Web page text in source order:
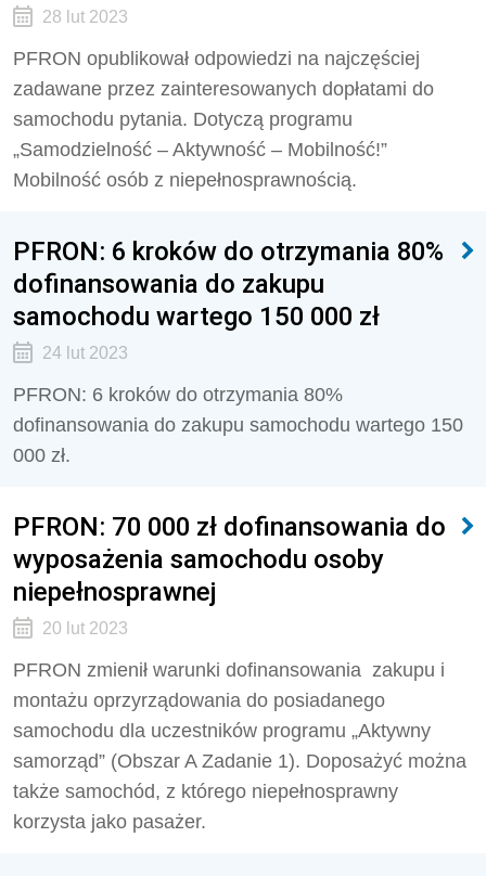
28 lut 2023
PFRON opublikował odpowiedzi na najczęściej
zadawane przez zainteresowanych dopłatami do
samochodu pytania. Dotyczą programu
„Samodzielność – Aktywność – Mobilność!”
Mobilność osób z niepełnosprawnością.
PFRON: 6 kroków do otrzymania 80%
dofinansowania do zakupu
samochodu wartego 150 000 zł
24 lut 2023
PFRON: 6 kroków do otrzymania 80%
dofinansowania do zakupu samochodu wartego 150
000 zł.
PFRON: 70 000 zł dofinansowania do
wyposażenia samochodu osoby
niepełnosprawnej
20 lut 2023
PFRON zmienił warunki dofinansowania zakupu i
montażu oprzyrządowania do posiadanego
samochodu dla uczestników programu „Aktywny
samorząd” (Obszar A Zadanie 1). Doposażyć można
także samochód, z którego niepełnosprawny
korzysta jako pasażer.